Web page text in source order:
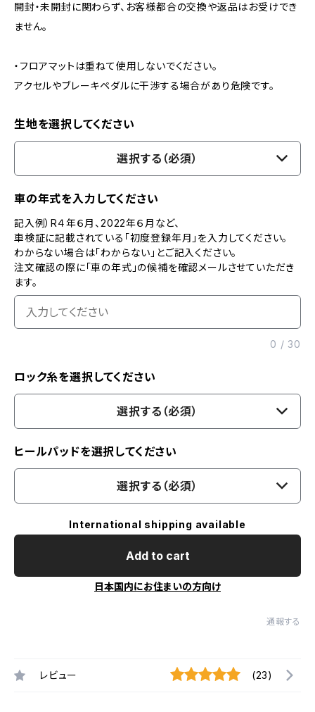
開封・未開封に関わらず、お客様都合の交換や返品はお受けでき
ません。
・フロアマットは重ねて使用しないでください。
アクセルやブレーキペダルに干渉する場合があり危険です。
生地を選択してください
選択する（必須）
車の年式を入力してください
記入例）R４年６月、2022年６月など、
車検証に記載されている「初度登録年月」を入力してください。
わからない場合は「わからない」とご記入ください。
注文確認の際に「車の年式」の候補を確認メールさせていただき
ます。
0 /30
ロック糸を選択してください
選択する（必須）
ヒールパッドを選択してください
選択する（必須）
International shipping available
Add to cart
日本国内にお住まいの方向け
通報する
レビュー (23)